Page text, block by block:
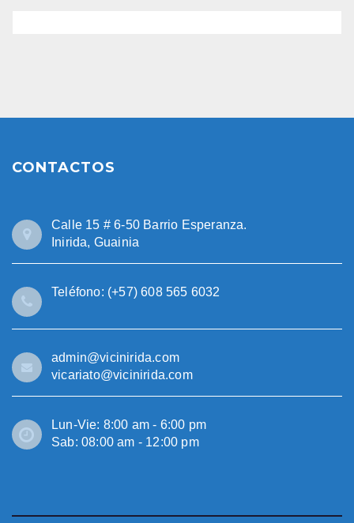
CONTACTOS
Calle 15 # 6-50 Barrio Esperanza.
Inirida, Guainia
Teléfono: (+57) 608 565 6032
admin@vicinirida.com
vicariato@vicinirida.com
Lun-Vie: 8:00 am - 6:00 pm
Sab: 08:00 am - 12:00 pm